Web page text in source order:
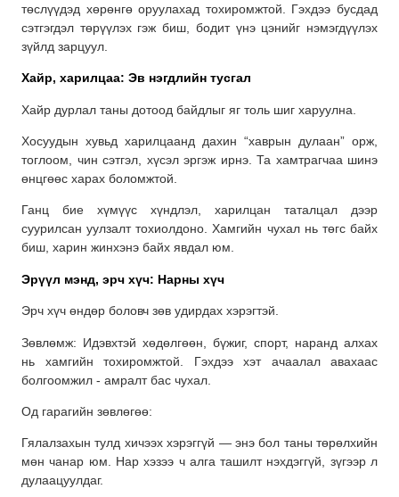
төслүүдэд хөрөнгө оруулахад тохиромжтой. Гэхдээ бусдад
сэтгэгдэл төрүүлэх гэж биш, бодит үнэ цэнийг нэмэгдүүлэх
зүйлд зарцуул.
Хайр, харилцаа: Эв нэгдлийн тусгал
Хайр дурлал таны дотоод байдлыг яг толь шиг харуулна.
Хосуудын хувьд харилцаанд дахин “хаврын дулаан” орж,
тоглоом, чин сэтгэл, хүсэл эргэж ирнэ. Та хамтрагчаа шинэ
өнцгөөс харах боломжтой.
Ганц бие хүмүүс хүндлэл, харилцан таталцал дээр
суурилсан уулзалт тохиолдоно. Хамгийн чухал нь төгс байх
биш, харин жинхэнэ байх явдал юм.
Эрүүл мэнд, эрч хүч: Нарны хүч
Эрч хүч өндөр боловч зөв удирдах хэрэгтэй.
Зөвлөмж: Идэвхтэй хөдөлгөөн, бүжиг, спорт, наранд алхах
нь хамгийн тохиромжтой. Гэхдээ хэт ачаалал авахаас
болгоомжил - амралт бас чухал.
Од гарагийн зөвлөгөө:
Гялалзахын тулд хичээх хэрэггүй — энэ бол таны төрөлхийн
мөн чанар юм. Нар хэзээ ч алга ташилт нэхдэггүй, зүгээр л
дулаацуулдаг.